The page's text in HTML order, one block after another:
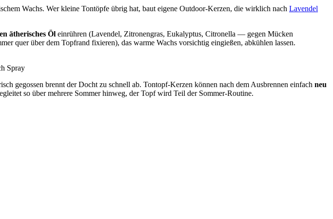
Wachs. Wer kleine Tontöpfe übrig hat, baut eigene Outdoor-Kerzen, die wirklich nach Lavendel
ätherisches Öl einrühren (Lavendel, Zitronengras, Eukalyptus, Citronella — gegen Mücken
quer über dem Topfrand fixieren), das warme Wachs vorsichtig eingießen, abkühlen lassen.
Spray
gegossen brennt der Docht zu schnell ab. Tontopf-Kerzen können nach dem Ausbrennen einfach neu
so über mehrere Sommer hinweg, der Topf wird Teil der Sommer-Routine.